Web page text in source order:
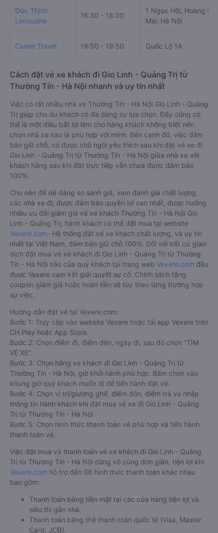
Đức Thịnh
Limousine
16:30 - 18:30
1 Ngọc Hồi, Hoàng
Mai, Hà Nội
Camel Travel 19:50 - 19:50 Quốc Lộ 1A
Cách đặt vé xe khách đi Gio Linh - Quảng Trị từ
Thường Tín - Hà Nội nhanh và uy tín nhất
Việc có rất nhiều nhà xe Thường Tín - Hà Nội Gio Linh - Quảng
Trị giúp cho du khách có đa dạng sự lựa chọn. Đây cũng có
thể là một điều bất lợi làm cho hàng khách không biết nên
chọn nhà xe nào là phù hợp với mình. Bên cạnh đó, việc đảm
bảo giữ chỗ, có được chỗ ngồi yêu thích sau khi đặt vé xe đi
Gio Linh - Quảng Trị từ Thường Tín - Hà Nội giữa nhà xe với
khách hàng sau khi đặt trực tiếp vẫn chưa được đảm bảo
100%.
Cho nên để dễ dàng so sánh giá, xem đánh giá chất lượng
các nhà xe đi, được đảm bảo quyền lợi cao nhất, được hưởng
nhiều ưu đãi giảm giá vé xe khách Thường Tín - Hà Nội Gio
Linh - Quảng Trị, hành khách có thể đặt mua tại website
Vexere.com- Hệ thống đặt vé xe khách chất lượng, và uy tín
nhất tại Việt Nam, đảm bảo giữ chỗ 100%. Đối với bất cứ giao
dịch đặt mua vé xe khách đi Gio Linh - Quảng Trị từ Thường
Tín - Hà Nội nào của quý khách tại trang web Vexere.com đều
được Vexere cam kết giải quyết sự cố. Chính sách tặng
coupon giảm giá hoặc hoàn tiền sẽ tùy theo từng trường hợp
sự việc.
Hướng dẫn đặt vé tại Vexere.com:
Bước 1: Truy cập vào website Vexere hoặc tải app Vexere trên
CH Play hoặc App Store.
Bước 2: Chọn điểm đi, điểm đến, ngày đi, sau đó chọn “TÌM
VÉ XE”.
Bước 3: Chọn hãng xe khách đi Gio Linh - Quảng Trị từ
Thường Tín - Hà Nội, giờ khởi hành phù hợp. Bấm chọn vào
khung giờ quý khách muốn đi để tiến hành đặt vé.
Bước 4: Chọn vị trí/giường ghế, điểm đón, điểm trả và nhập
thông tin hành khách khi đặt mua vé xe đi Gio Linh - Quảng
Trị từ Thường Tín - Hà Nội
Bước 5: Chọn hình thức thanh toán vé phù hợp và tiến hành
thanh toán vé.
Việc đặt mua và thanh toán vé xe khách đi Gio Linh - Quảng
Trị từ Thường Tín - Hà Nội cũng vô cùng đơn giản, tiện lợi khi
Vexere.com hỗ trợ đến 06 hình thức thanh toán khác nhau
bao gồm:
Thanh toán bằng tiền mặt tại các cửa hàng tiện lợi và
siêu thị gần nhà.
Thanh toán bằng thẻ thanh toán quốc tế (Visa, Master
Card, JCB).